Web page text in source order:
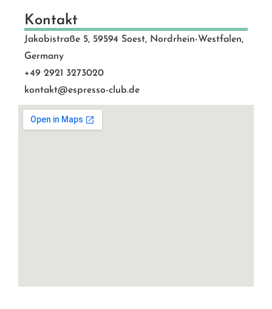
Kontakt
Jakobistraße 5, 59594 Soest, Nordrhein-Westfalen,
Germany
+49 2921 3273020
kontakt@espresso-club.de